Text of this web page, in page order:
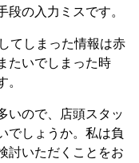
の入力ミスです。
てしまった情報は赤
たいでしまった時
。
いので、店頭スタッ
でしょうか。私は負
討いただくことをお